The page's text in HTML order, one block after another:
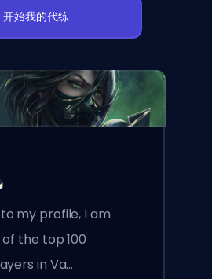
开始我的代练
my profile, I am
the top 100
in Va...